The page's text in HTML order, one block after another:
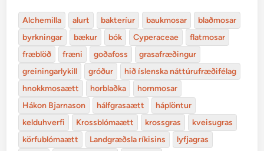
Alchemilla alurt bakteríur baukmosar
blaðmosar
byrkningar
bækur bók Cyperaceae
flatmosar
fræblöð
fræni goðafoss
grasafræðingur
greiningarlykill
gróður
hið íslenska náttúrufræðifélag
hnokkmosaætt
horblaðka
hornmosar
Hákon Bjarnason
hálfgrasaætt
háplöntur
kelduhverfi
Krossblómaætt krossgras
kveisugras
körfublómaætt
Landgræðsla ríkisins lyfjagras